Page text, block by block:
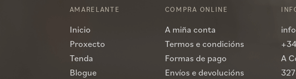
AMARELANTE
Inicio
Proxecto
Tenda
Blogue
COMPRA ONLINE
A miña conta
Termos e condicións
Formas de pago
Envíos e devolucións
A